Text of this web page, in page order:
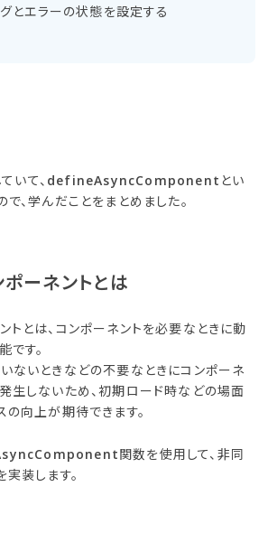
と​エラーの​状態を​設定する
いて、 defineAsyncComponent とい
、学んだことをまとめました。
ーネントとは
トとは、コンポーネントを必要なときに動
です。
ないときなどの不要なときにコンポーネ
生しないため、初期ロード時などの場面
の向上が期待できます。
関数を使用して、非同
装します。